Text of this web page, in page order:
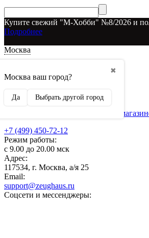
Купите свежий "М-Хобби" №8/2026 и
Подробнее
Москва
✖
Москва ваш город?
Да Выбрать другой город
О наших скидках
Рекламодателям
Бренды, представленные в
+7 (499) 450-72-12
Режим работы:
с 9.00 до 20.00 мск
Адрес:
117534, г. Москва, а/я 25
Email:
support@zeughaus.ru
Соцсети и мессенджеры: